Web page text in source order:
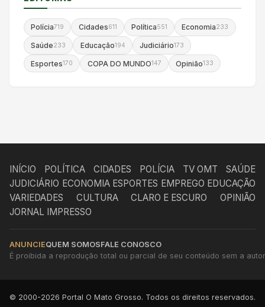
Polícia719 Cidades611 Política551 Economia233
Saúde233 Educação194 Judiciário173
Esportes170 COPA DO MUNDO147 Opinião133
INÍCIO POLÍTICA CIDADES POLÍCIA TV OMT
SAÚDE
JUDICIÁRIO ECONOMIA ESPORTES EMPREGO EDUCAÇÃO
VARIEDADES
CULTURA CLARO E ESCURO
OPINIÃO
JORNAL IMPRESSO
ANUNCIEQUEM SOMOSFALE CONOSCO
É proibida a reprodução total ou parcial de seu conteúdo sem a
© 2000-2026 Portal O Mato Grosso. Todos os direitos reservados.